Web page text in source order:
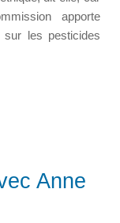
apporte
sur les pesticides
Anne